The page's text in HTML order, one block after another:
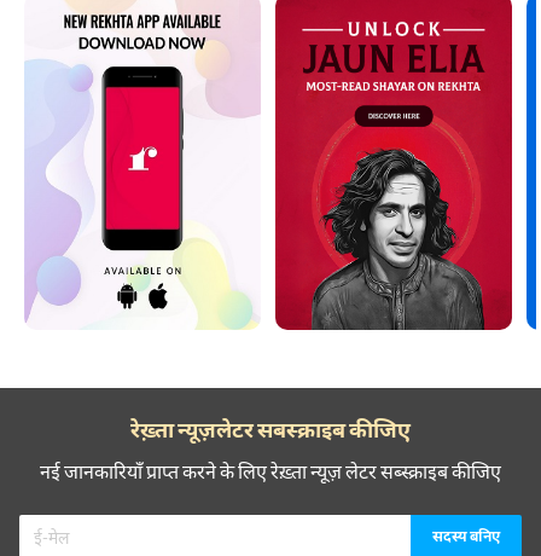
रेख़्ता न्यूज़लेटर सबस्क्राइब कीजिए
नई जानकारियाँ प्राप्त करने के लिए रेख़्ता न्यूज़ लेटर सब्स्क्राइब कीजिए